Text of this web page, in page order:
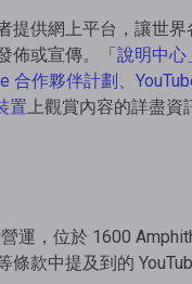
提供網上平台，讓世
佈或宣傳。「說明中心
合作夥伴計劃、
置上觀賞內容的詳盡資
運，位於 1600
條款中提及到的